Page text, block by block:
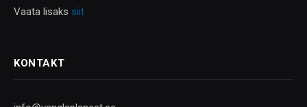
Vaata lisaks siit
KONTAKT